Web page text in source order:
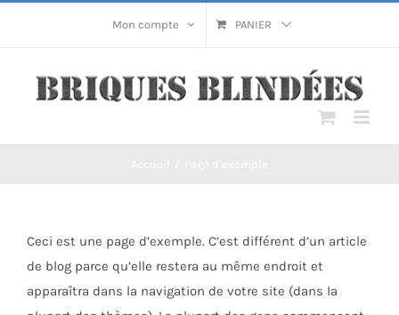
Mon compte PANIER
Ceci est une page d’exemple. C’est différent d’un article
de blog parce qu’elle restera au même endroit et
apparaîtra dans la navigation de votre site (dans la